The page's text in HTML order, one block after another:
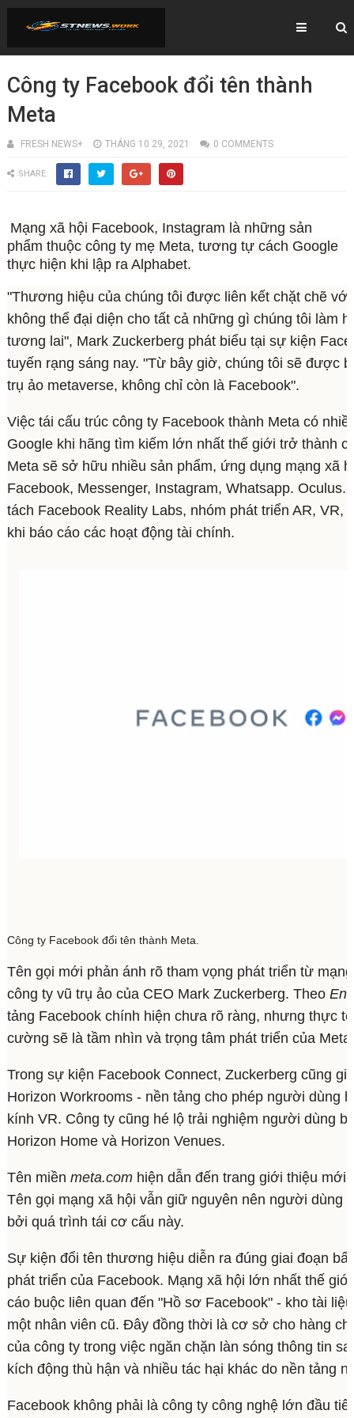
Công ty Facebook đổi tên thành
Meta
FRESH NEWS+ THÁNG 10 29, 2021 0 COMMENTS
SHARE:
Mạng xã hội Facebook, Instagram là những sản
phẩm thuộc công ty mẹ Meta, tương tự cách Google
thực hiện khi lập ra Alphabet.
"Thương hiệu của chúng tôi được liên kết chặt chẽ
không thể đại diện cho tất cả những gì chúng tôi làm
tương lai", Mark Zuckerberg phát biểu tại sự kiện
tuyến rạng sáng nay. "Từ bây giờ, chúng tôi sẽ được
trụ ảo metaverse, không chỉ còn là Facebook".
Việc tái cấu trúc công ty Facebook thành Meta có
Google khi hãng tìm kiếm lớn nhất thế giới trở thành
Meta sẽ sở hữu nhiều sản phẩm, ứng dụng mạng xã
Facebook, Messenger, Instagram, Whatsapp.
tách Facebook Reality Labs, nhóm phát triển AR, VR,
khi báo cáo các hoạt động tài chính.
Công ty Facebook đổi tên thành Meta.
Tên gọi mới phản ánh rõ tham vọng phát triển từ
công ty vũ trụ ảo của CEO Mark Zuckerberg. Theo
tảng Facebook chính hiện chưa rõ ràng, nhưng thực
cường sẽ là tầm nhìn và trọng tâm phát triển của Meta.
Trong sự kiện Facebook Connect, Zuckerberg cũng
Horizon Workrooms - nền tảng cho phép người dùng
kính VR. Công ty cũng hé lộ trải nghiệm người dùng
Horizon Home và Horizon Venues.
Tên miền meta.comhiện dẫn đến trang giới thiệu mới
Tên gọi mạng xã hội vẫn giữ nguyên nên người dùng
bởi quá trình tái cơ cấu này.
Sự kiện đổi tên thương hiệu diễn ra đúng giai đoạn
phát triển của Facebook. Mạng xã hội lớn nhất thế
cáo buộc liên quan đến "Hồ sơ Facebook" - kho tài
một nhân viên cũ. Đây đồng thời là cơ sở cho hàng
của công ty trong việc ngăn chặn làn sóng thông tin
kích động thù hận và nhiều tác hại khác do nền tảng
Facebook không phải là công ty công nghệ lớn đầu